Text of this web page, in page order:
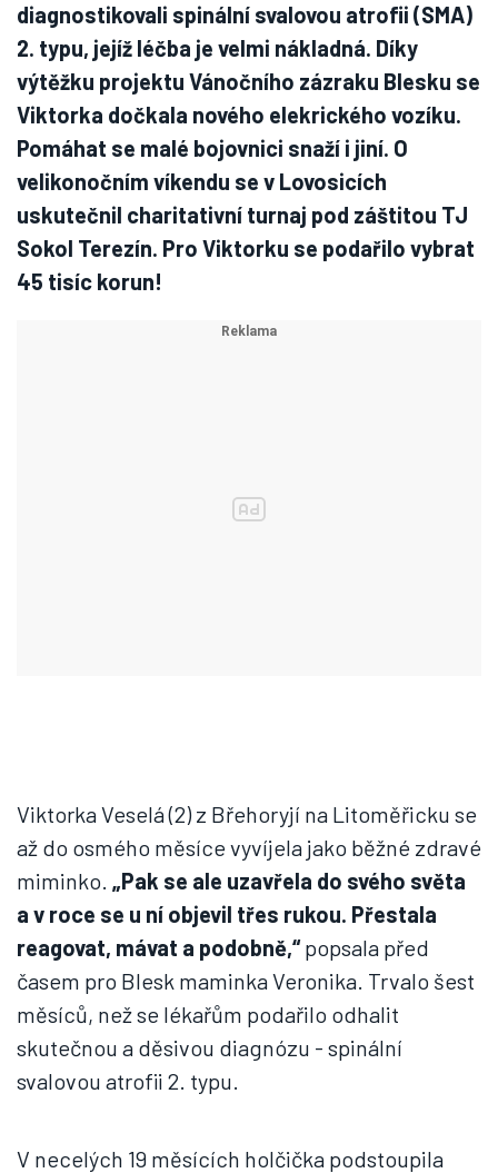
diagnostikovali spinální svalovou atrofii (SMA)
2. typu, jejíž léčba je velmi nákladná. Díky
výtěžku projektu Vánočního zázraku Blesku se
Viktorka dočkala nového elekrického vozíku.
Pomáhat se malé bojovnici snaží i jiní. O
velikonočním víkendu se v Lovosicích
uskutečnil charitativní turnaj pod záštitou TJ
Sokol Terezín. Pro Viktorku se podařilo vybrat
45 tisíc korun!
Viktorka Veselá (2) z Břehoryjí na Litoměřicku se
až do osmého měsíce vyvíjela jako běžné zdravé
miminko. „Pak se ale uzavřela do svého světa
a v roce se u ní objevil třes rukou. Přestala
reagovat, mávat a podobně,“popsala před
časem pro Blesk maminka Veronika. Trvalo šest
měsíců, než se lékařům podařilo odhalit
skutečnou a děsivou diagnózu - spinální
svalovou atrofii 2. typu.
V necelých 19 měsících holčička podstoupila